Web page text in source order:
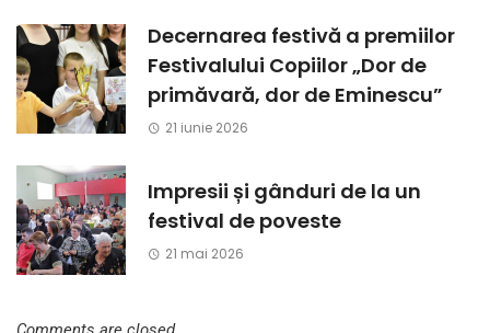
Decernarea festivă a premiilor
Festivalului Copiilor „Dor de
primăvară, dor de Eminescu”
21 iunie 2026
Impresii și gânduri de la un
festival de poveste
21 mai 2026